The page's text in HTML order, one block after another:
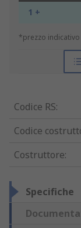
1 +
*prezzo indicativo
Codice RS:
Codice
Costruttore:
Specifiche